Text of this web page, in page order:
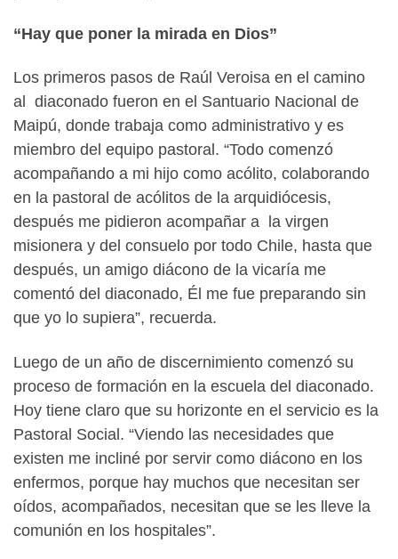
“Hay que poner la mirada en Dios”
Los primeros pasos de Raúl Veroisa en el camino
al diaconado fueron en el Santuario Nacional de
Maipú, donde trabaja como administrativo y es
miembro del equipo pastoral. “Todo comenzó
acompañando a mi hijo como acólito, colaborando
en la pastoral de acólitos de la arquidiócesis,
después me pidieron acompañar a la virgen
misionera y del consuelo por todo Chile, hasta que
después, un amigo diácono de la vicaría me
comentó del diaconado, Él me fue preparando sin
que yo lo supiera”, recuerda.
Luego de un año de discernimiento comenzó su
proceso de formación en la escuela del diaconado.
Hoy tiene claro que su horizonte en el servicio es la
Pastoral Social. “Viendo las necesidades que
existen me incliné por servir como diácono en los
enfermos, porque hay muchos que necesitan ser
oídos, acompañados, necesitan que se les lleve la
comunión en los hospitales”.